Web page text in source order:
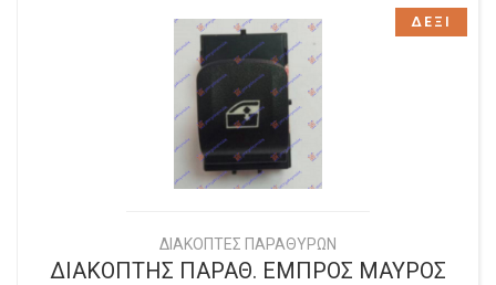
ΔΙΑΚΟΠΤΕΣ ΠΑΡΑΘΥΡΩΝ
ΔΙΑΚΟΠΤΗΣ ΠΑΡΑΘ. ΕΜΠΡΟΣ ΜΑΥΡΟΣ
ΔΕΞΙ